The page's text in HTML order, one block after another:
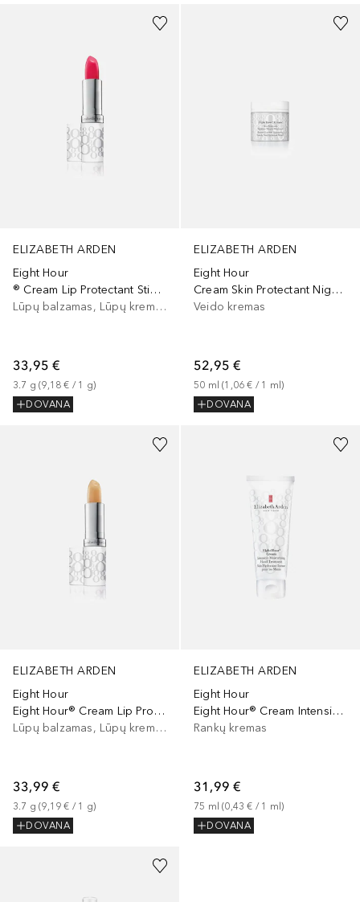
ELIZABETH ARDEN
Eight Hour
® Cream Lip Protectant Stick Sunscreen Spf 15
Lūpų balzamas, Lūpų kremas
33,95 €
3.7 g (9,18 € / 1 g)
DOVANA
ELIZABETH ARDEN
Eight Hour
Cream Skin Protectant Nighttime Miracle Moisturizer
Veido kremas
52,95 €
50 ml (1,06 € / 1 ml)
DOVANA
ELIZABETH ARDEN
Eight Hour
Eight Hour® Cream Lip Protectant Stick Sunscreen SPF 15
Lūpų balzamas, Lūpų kremas
33,99 €
3.7 g (9,19 € / 1 g)
DOVANA
ELIZABETH ARDEN
Eight Hour
Eight Hour® Cream Intensive Moisturizing Hand Treatment
Rankų kremas
31,99 €
75 ml (0,43 € / 1 ml)
DOVANA